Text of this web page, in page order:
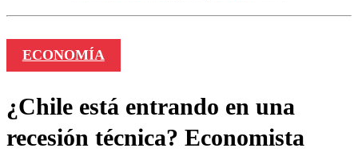
ECONOMÍA
¿Chile está entrando en una
recesión técnica? Economista